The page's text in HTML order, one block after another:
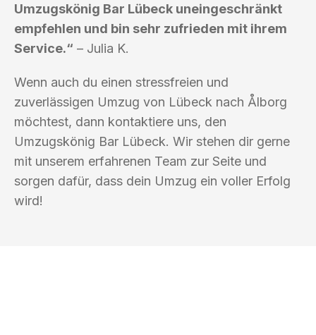
Umzugskönig Bar Lübeck uneingeschränkt
empfehlen und bin sehr zufrieden mit ihrem
Service.“ – Julia K.
Wenn auch du einen stressfreien und
zuverlässigen Umzug von Lübeck nach Ålborg
möchtest, dann kontaktiere uns, den
Umzugskönig Bar Lübeck. Wir stehen dir gerne
mit unserem erfahrenen Team zur Seite und
sorgen dafür, dass dein Umzug ein voller Erfolg
wird!